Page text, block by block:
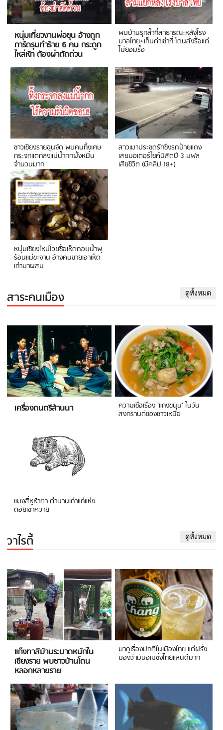
หนุ่มเที่ยวงานพ่อขุน อ้างถูก
การ์ดรุมทำร้าย 6 คน กระดูก
ไหล่หัก ต้องผ่าตัดด่วน
พบบ้านรุกล้ำที่สาธารณะหลังโรง
บาลไทย+เก็บค่าเช่าที่ โดนสั่งรื้อแต่
ไม่ยอมรื้อ
ชาวเชียงรายฉุนจัด พบคนทิ้งเศษ
กระจกแตกลงแม่น้ำกกฝั่งหมิ่น
จำนวนมาก
สาวเมาประชดรักซิ่งรถป้ายแดง
เสยมอเตอร์ไซค์นิสิตปี 3 มฟล
เสียชีวิต (มีคลิป 18+)
หนุ่มเชียงใหม่โวยซื้อเห็ดถอบน้ำพุ
ร้อนแม่ขะจาน อ้างคนขายเอาเห็ด
เก่ามาผสม
สาระคนเมือง ดูทั้งหมด
เครื่องดนตรีล้านนา ความเชื่อเรื่อง ‘แกงขนุน’ ในวัน
สงกรานต์ของชาวเหนือ
แมงสี่หูห้าตา ตำนานเก่าแก่แห่ง
ดอยเขาควาย
วาไรตี้ ดูทั้งหมด
แก๊งทาสีบ้านระบาดหนักใน
เชียงราย พบชาวบ้านโดน
หลอกหลายราย
มาดูเรื่องปกติในเมืองไทย แต่ฝรั่ง
มองว่ามันอเมซิ่งไทยแลนด์มาก